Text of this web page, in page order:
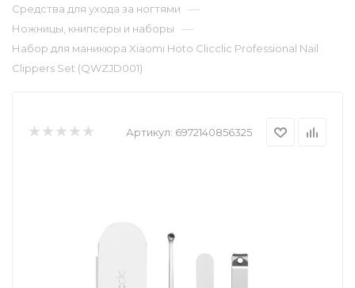
Средства для ухода за ногтями —
Ножницы, книпсеры и наборы —
Набор для маникюра Xiaomi Hoto Clicclic Professional Nail
Clippers Set (QWZJD001)
Артикул: 6972140856325